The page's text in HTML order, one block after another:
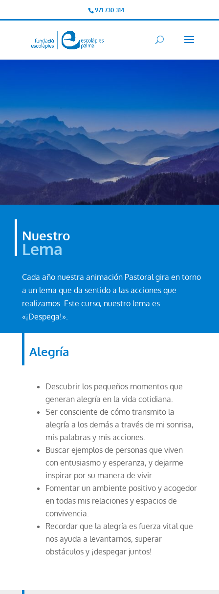
971 730 314
Nuestro
Lema
Cada año nuestra animación Pastoral gira en torno
a un lema que da sentido a las acciones que
realizamos. Este curso, nuestro lema es
«¡Despega!».
Alegría
Descubrir los pequeños momentos que
generan alegría en la vida cotidiana.
Ser consciente de cómo transmito la
alegría a los demás a través de mi sonrisa,
mis palabras y mis acciones.
Buscar ejemplos de personas que viven
con entusiasmo y esperanza, y dejarme
inspirar por su manera de vivir.
Fomentar un ambiente positivo y acogedor
en todas mis relaciones y espacios de
convivencia.
Recordar que la alegría es fuerza vital que
nos ayuda a levantarnos, superar
obstáculos y ¡despegar juntos!